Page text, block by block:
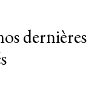
dernières